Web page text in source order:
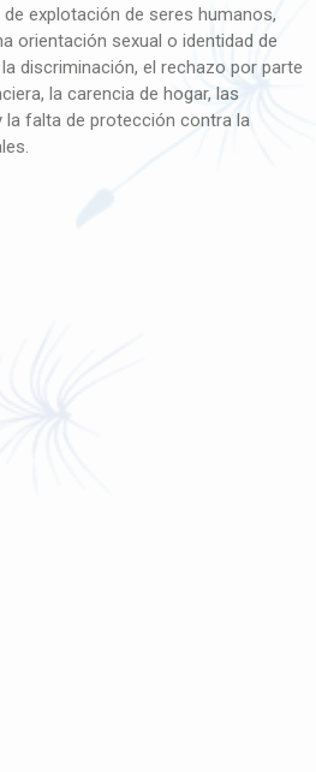
explotación de seres humanos,
orientación sexual o identidad de
discriminación, el rechazo por parte
la carencia de hogar, las
la falta de protección contra la